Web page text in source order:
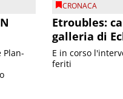
Plan-
CRONACA
Etroubles:
galleria di
E in corso
feriti